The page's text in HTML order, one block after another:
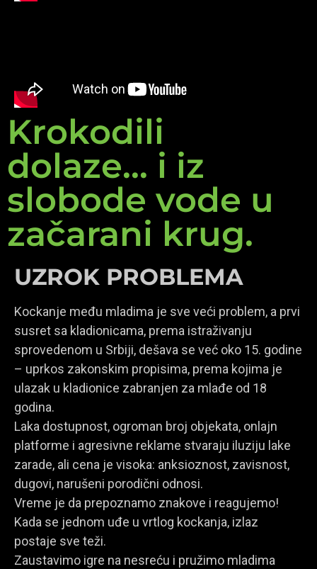
Krokodili
dolaze... i iz
slobode vode u
začarani krug.
UZROK PROBLEMA
Kockanje među mladima je sve veći problem, a prvi
susret sa kladionicama, prema istraživanju
sprovedenom u Srbiji, dešava se već oko 15. godine
– uprkos zakonskim propisima, prema kojima je
ulazak u kladionice zabranjen za mlađe od 18
godina.
Laka dostupnost, ogroman broj objekata, onlajn
platforme i agresivne reklame stvaraju iluziju lake
zarade, ali cena je visoka: anksioznost, zavisnost,
dugovi, narušeni porodični odnosi.
Vreme je da prepoznamo znakove i reagujemo!
Kada se jednom uđe u vrtlog kockanja, izlaz
postaje sve teži.
Zaustavimo igre na nesreću i pružimo mladima